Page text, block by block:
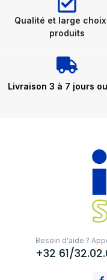
Qualité et large
produits
Livraison 3 à 7 jours
Besoin d'aide ?
+32 61/